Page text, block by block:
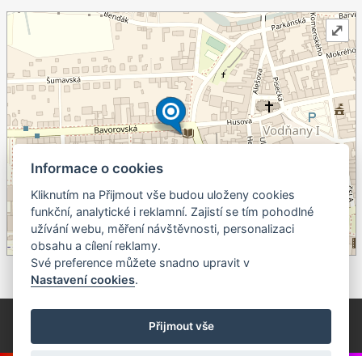
©OpenStreetMapcontributors.
⤢
© Píseckem / Kalendárium (Změna programu vyhrazena!)
(Cookies)
© 2018 - 2026 Realizace a správa webu:
Informace o cookies
Kliknutím na Přijmout vše budou uloženy cookies
funkční, analytické i reklamní. Zajistí se tím pohodlné
užívání webu, měření návštěvnosti, personalizaci
obsahu a cílení reklamy.
Své preference můžete snadno upravit v
Nastavení cookies.
Přijmout vše